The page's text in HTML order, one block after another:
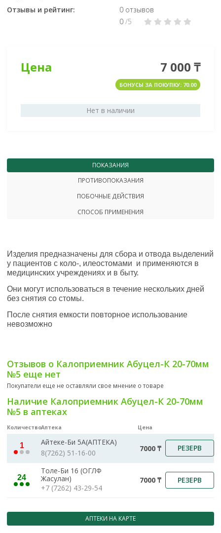
Отзывы и рейтинг:
0 отзывов
0 /5
Цена 7 000 ₸
БОНУСЫ ЗА ПОКУПКУ: 70.00
Нет в наличии
ПОКАЗАНИЯ
ПРОТИВОПОКАЗАНИЯ
ПОБОЧНЫЕ ДЕЙСТВИЯ
СПОСОБ ПРИМЕНЕНИЯ
Изделия предназначены для сбора и отвода выделений
у пациентов с коло-, илеостомами и применяются в
медицинских учреждениях и в быту.
Они могут использоваться в течение нескольких дней
без снятия со стомы.
После снятия емкости повторное использование
невозможно
Отзывов о Калоприемник Абуцел-К 20-70мм
№5 еще нет
Покупатели еще не оставляли свое мнение о товаре
Наличие Калоприемник Абуцел-К 20-70мм
№5 в аптеках
КоличествоАптека Цена
1
Айтеке-Би 5А(АПТЕКА)
8(7262) 51-16-00
7000 ₸ РЕЗЕРВ
24
Толе-Би 16 (ОГЛФ
Жасулан)
+7 (7262) 43-29-54
7000 ₸ РЕЗЕРВ
АПТЕКИ НА КАРТЕ